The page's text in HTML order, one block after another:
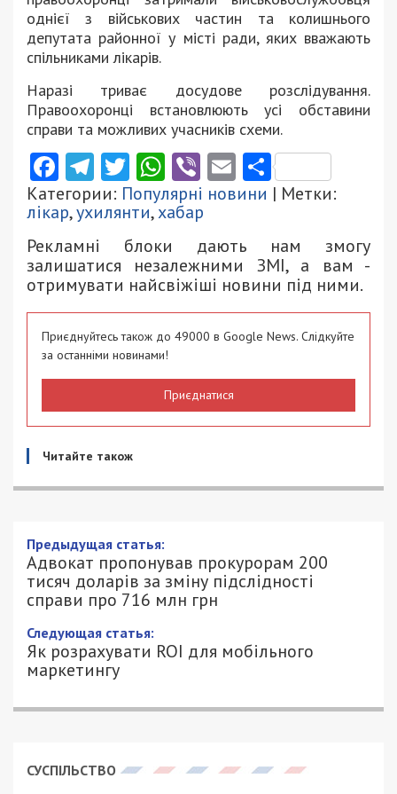
однієї з військових частин та колишнього
депутата районної у місті ради, яких вважають
спільниками лікарів.
Наразі триває досудове розслідування.
Правоохоронці встановлюють усі обставини
справи та можливих учасників схеми.
Facebook
Telegram
Twitter
WhatsApp
ViberEmail
Категории: Популярні новини | Метки:
лікар,ухилянти,хабар
Рекламні блоки дають нам змогу
залишатися незалежними ЗМІ, а вам -
отримувати найсвіжіші новини під ними.
Приєднуйтесь також до 49000 в Google News. Слідкуйте
за останніми новинами!
Приєднатися
Читайте також
Предыдущая статья:
Адвокат пропонував прокурорам 200
тисяч доларів за зміну підслідності
справи про 716 млн грн
Следующая статья:
Як розрахувати ROI для мобільного
маркетингу
СУСПІЛЬСТВО